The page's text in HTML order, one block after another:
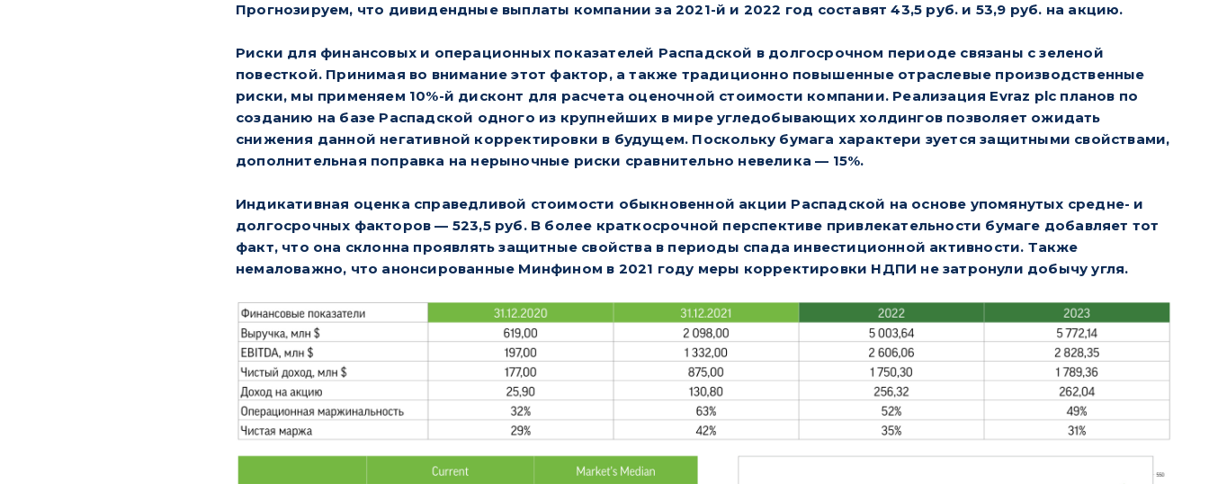
Прогнозируем, что дивидендные выплаты компании за 2021-й и 2022 год составят 43,5 руб. и 53,9 руб. на акцию.
Риски для финансовых и операционных показателей Распадской в долгосрочном периоде связаны с зеленой
повесткой. Принимая во внимание этот фактор, а также традиционно повышенные отраслевые производственные
риски, мы применяем 10%-й дисконт для расчета оценочной стоимости компании. Реализация Evraz plc планов по
созданию на базе Распадской одного из крупнейших в мире угледобывающих холдингов позволяет ожидать
снижения данной негативной корректировки в будущем. Поскольку бумага характери зуется защитными свойствами,
дополнительная поправка на нерыночные риски сравнительно невелика — 15%.
Индикативная оценка справедливой стоимости обыкновенной акции Распадской на основе упомянутых средне- и
долгосрочных факторов — 523,5 руб. В более краткосрочной перспективе привлекательности бумаге добавляет тот
факт, что она склонна проявлять защитные свойства в периоды спада инвестиционной активности. Также
немаловажно, что анонсированные Минфином в 2021 году меры корректировки НДПИ не затронули добычу угля.